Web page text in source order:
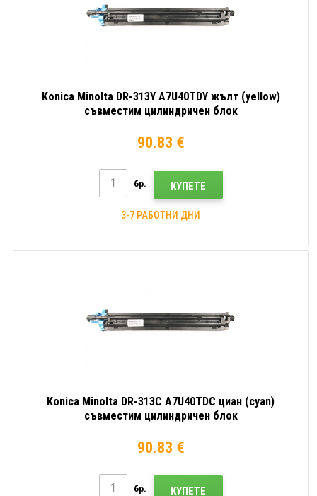
Konica Minolta DR-313Y A7U40TDY жълт (yellow)
съвместим цилиндричен блок
90.83 €
бр. КУПЕТЕ
3-7 РАБОТНИ ДНИ
Konica Minolta DR-313C A7U40TDC циан (cyan)
съвместим цилиндричен блок
90.83 €
бр. КУПЕТЕ